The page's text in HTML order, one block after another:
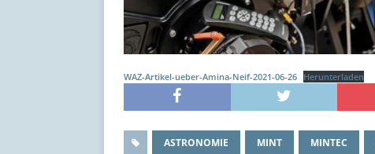
WAZ-Artikel-ueber-Amina-Neif-2021-06-26 Herunterladen
ASTRONOMIE MINT MINTEC